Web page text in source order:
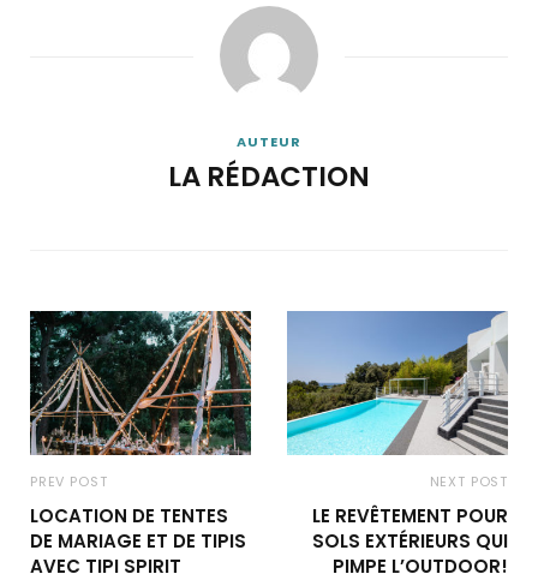
AUTEUR
LA RÉDACTION
PREV POST
LOCATION DE TENTES
DE MARIAGE ET DE TIPIS
AVEC TIPI SPIRIT
NEXT POST
LE REVÊTEMENT POUR
SOLS EXTÉRIEURS QUI
PIMPE L’OUTDOOR!